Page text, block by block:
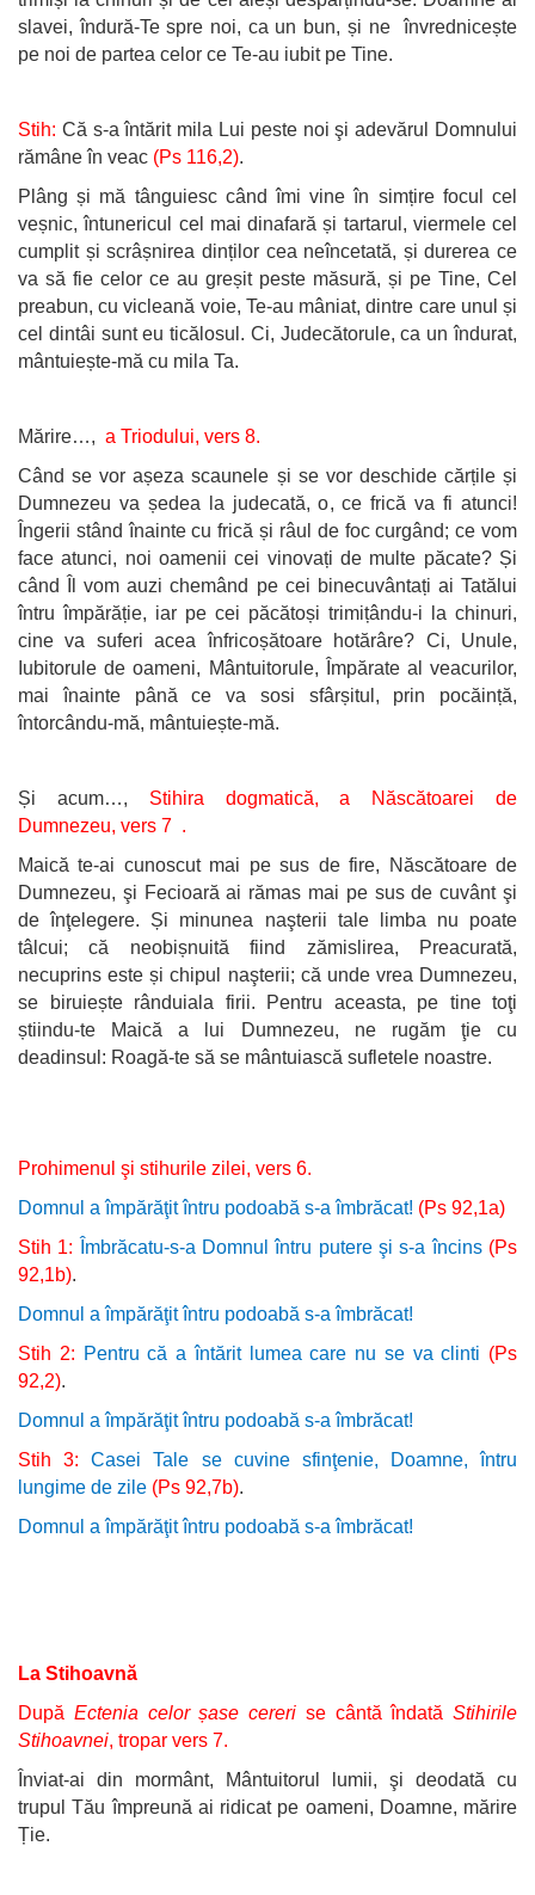
slavei, îndură-Te spre noi, ca un bun, și ne învrednicește
pe noi de partea celor ce Te-au iubit pe Tine.
Stih: Că s-a întărit mila Lui peste noi şi adevărul Domnului
rămâne în veac (Ps 116,2).
Plâng și mă tânguiesc când îmi vine în simțire focul cel
veșnic, întunericul cel mai dinafară și tartarul, viermele cel
cumplit și scrâșnirea dinților cea neîncetată, și durerea ce
va să fie celor ce au greșit peste măsură, și pe Tine, Cel
preabun, cu vicleană voie, Te-au mâniat, dintre care unul și
cel dintâi sunt eu ticălosul. Ci, Judecătorule, ca un îndurat,
mântuiește-mă cu mila Ta.
Mărire…, a Triodului, vers 8.
Când se vor așeza scaunele și se vor deschide cărțile și
Dumnezeu va ședea la judecată, o, ce frică va fi atunci!
Îngerii stând înainte cu frică și râul de foc curgând; ce vom
face atunci, noi oamenii cei vinovați de multe păcate? Și
când Îl vom auzi chemând pe cei binecuvântați ai Tatălui
întru împărăție, iar pe cei păcătoși trimițându-i la chinuri,
cine va suferi acea înfricoșătoare hotărâre? Ci, Unule,
Iubitorule de oameni, Mântuitorule, Împărate al veacurilor,
mai înainte până ce va sosi sfârșitul, prin pocăință,
întorcându-mă, mântuiește-mă.
Și acum…, Stihira dogmatică,
a Născătoarei de
Dumnezeu, vers 7 .
Maică te-ai cunoscut mai pe sus de fire, Născătoare de
Dumnezeu, şi Fecioară ai rămas mai pe sus de cuvânt şi
de înţelegere. Și minunea naşterii tale limba nu poate
tâlcui; că neobișnuită fiind zămislirea, Preacurată,
necuprins este și chipul naşterii; că unde vrea Dumnezeu,
se biruiește rânduiala firii. Pentru aceasta, pe tine toţi
știindu-te Maică a lui Dumnezeu, ne rugăm ţie cu
deadinsul: Roagă-te să se mântuiască sufletele noastre.
Prohimenul şi stihurile zilei, vers 6.
Domnul a împărăţit întru podoabă s-a îmbrăcat! (Ps 92,1a)
Stih 1:
Îmbrăcatu-s-a Domnul întru putere şi s-a încins (Ps
92,1b).
Domnul a împărăţit întru podoabă s-a îmbrăcat!
Stih 2: Pentru că a întărit lumea care nu se va clinti (Ps
92,2).
Domnul a împărăţit întru podoabă s-a îmbrăcat!
Stih 3:
Casei Tale se cuvine sfinţenie, Doamne, întru
lungime de zile (Ps 92,7b).
Domnul a împărăţit întru podoabă s-a îmbrăcat!
La Stihoavnă
După Ectenia celor șase cereri se cântă îndată Stihirile
Stihoavnei, tropar vers 7.
Înviat-ai din mormânt, Mântuitorul lumii, şi deodată cu
trupul Tău împreună ai ridicat pe oameni, Doamne, mărire
Ție.